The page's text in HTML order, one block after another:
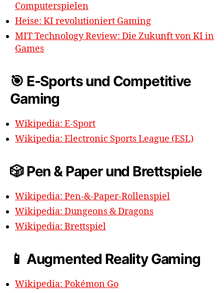
Computerspielen
Heise: KI revolutioniert Gaming
MIT Technology Review: Die Zukunft von KI in
Games
🎯 E-Sports und Competitive
Gaming
Wikipedia: E-Sport
Wikipedia: Electronic Sports League (ESL)
🎲 Pen & Paper und Brettspiele
Wikipedia: Pen-&-Paper-Rollenspiel
Wikipedia: Dungeons & Dragons
Wikipedia: Brettspiel
📱 Augmented Reality Gaming
Wikipedia: Pokémon Go